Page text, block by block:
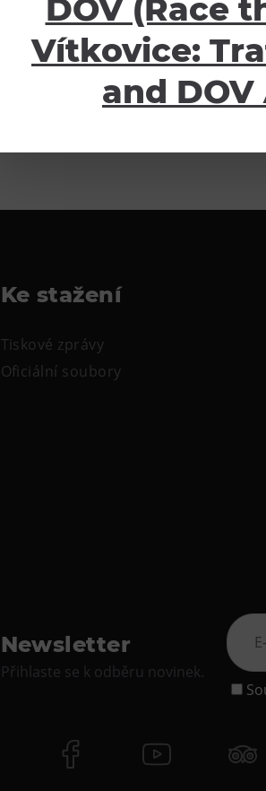
Ke stažení
Tiskové zprávy
Oficiální soubory
Newsletter
Přihlaste se k odběru novinek.
DOV (Race
Vítkovice:
and